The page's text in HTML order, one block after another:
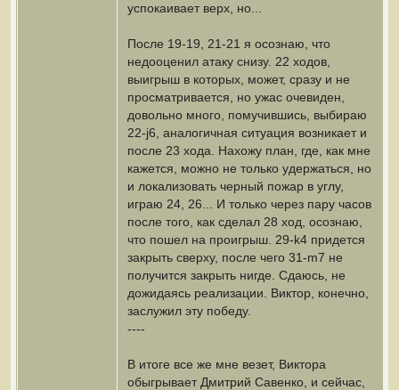
успокаивает верх, но...
После 19-19, 21-21 я осознаю, что
недооценил атаку снизу. 22 ходов,
выигрыш в которых, может, сразу и не
просматривается, но ужас очевиден,
довольно много, помучившись, выбираю
22-j6, аналогичная ситуация возникает и
после 23 хода. Нахожу план, где, как мне
кажется, можно не только удержаться, но
и локализовать черный пожар в углу,
играю 24, 26... И только через пару часов
после того, как сделал 28 ход, осознаю,
что пошел на проигрыш. 29-k4 придется
закрыть сверху, после чего 31-m7 не
получится закрыть нигде. Сдаюсь, не
дожидаясь реализации. Виктор, конечно,
заслужил эту победу.
----
В итоге все же мне везет, Виктора
обыгрывает Дмитрий Савенко, и сейчас,